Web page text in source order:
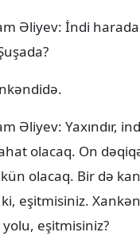
Əliyev: İndi harada
Əliyev: Yaxındır,
olacaq. On
olacaq. Bir də
eşitmisiniz.
eşitmisiniz?